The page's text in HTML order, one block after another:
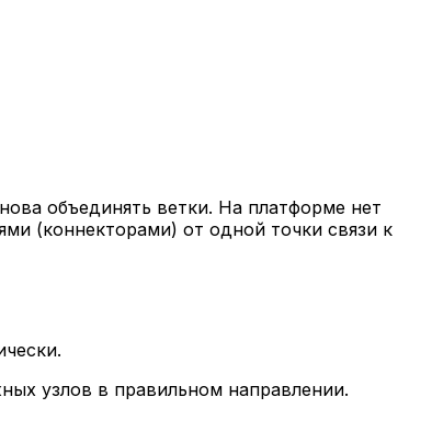
объединять ветки. На платформе нет
(коннекторами) от одной точки связи к
узлов в правильном направлении.